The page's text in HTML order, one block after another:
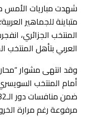
متباينة للجماهير
المنتخب الجزائري،
العربي بتأهل المنتخب
​وقد انتهى مشوار
مرفوعة رغم مرارة